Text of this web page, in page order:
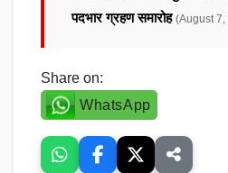
पदभार ग्रहण समारोह (August
Share on:
WhatsApp